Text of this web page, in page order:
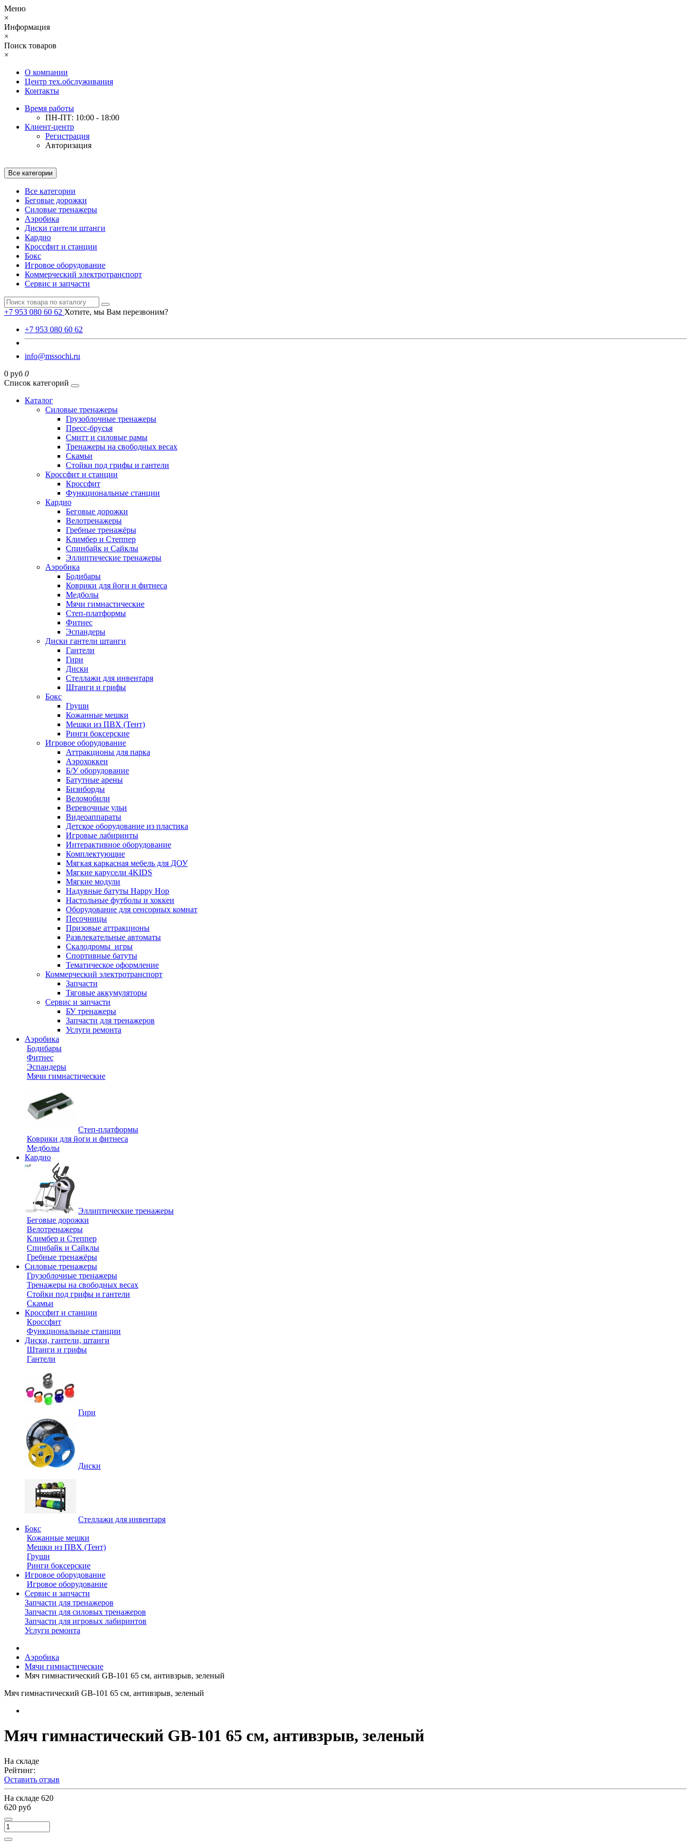
Меню
×
Информация
×
Поиск товаров
×
О компании
Центр тех.обслуживания
Контакты
Время работы
ПН-ПТ: 10:00 - 18:00
Клиент-центр
Регистрация
Авторизация
Все категории
Все категории
Беговые дорожки
Силовые тренажеры
Аэробика
Диски гантели штанги
Кардио
Кроссфит и станции
Бокс
Игровое оборудование
Коммерческий электротранспорт
Сервис и запчасти
+7 953 080 60 62 Хотите, мы Вам перезвоним?
+7 953 080 60 62
info@mssochi.ru
0 руб 0
Список категорий
Каталог
Силовые тренажеры
Грузоблочные тренажеры
Пресс-брусья
Смитт и силовые рамы
Тренажеры на свободных весах
Скамьи
Стойки под грифы и гантели
Кроссфит и станции
Кроссфит
Функциональные станции
Кардио
Беговые дорожки
Велотренажеры
Гребные тренажёры
Климбер и Степпер
Спинбайк и Сайклы
Эллиптические тренажеры
Аэробика
Бодибары
Коврики для йоги и фитнеса
Медболы
Мячи гимнастические
Степ-платформы
Фитнес
Эспандеры
Диски гантели штанги
Гантели
Гири
Диски
Стеллажи для инвентаря
Штанги и грифы
Бокс
Груши
Кожанные мешки
Мешки из ПВХ (Тент)
Ринги боксерские
Игровое оборудование
Аттракционы для парка
Аэрохоккеи
Б/У оборудование
Батутные арены
Бизиборды
Веломобили
Веревочные ульи
Видеоаппараты
Детское оборудование из пластика
Игровые лабиринты
Интерактивное оборудование
Комплектующие
Мягкая каркасная мебель для ДОУ
Мягкие карусели 4KIDS
Мягкие модули
Надувные батуты Happy Hop
Настольные футболы и хоккеи
Оборудование для сенсорных комнат
Песочницы
Призовые аттракционы
Развлекательные автоматы
Скалодромы_игры
Спортивные батуты
Тематическое оформление
Коммерческий электротранспорт
Запчасти
Тяговые аккумуляторы
Сервис и запчасти
БУ тренажеры
Запчасти для тренажеров
Услуги ремонта
Аэробика
Бодибары
Фитнес
Эспандеры
Мячи гимнастические
Степ-платформы
Коврики для йоги и фитнеса
Медболы
Кардио
Эллиптические тренажеры
Беговые дорожки
Велотренажеры
Климбер и Степпер
Спинбайк и Сайклы
Гребные тренажёры
Силовые тренажеры
Грузоблочные тренажеры
Тренажеры на свободных весах
Стойки под грифы и гантели
Скамьи
Кроссфит и станции
Кроссфит
Функциональные станции
Диски, гантели, штанги
Штанги и грифы
Гантели
Гири
Диски
Стеллажи для инвентаря
Бокс
Кожанные мешки
Мешки из ПВХ (Тент)
Груши
Ринги боксерские
Игровое оборудование
Игровое оборудование
Сервис и запчасти
Запчасти для тренажеров
Запчасти для силовых тренажеров
Запчасти для игровых лабиринтов
Услуги ремонта
Аэробика
Мячи гимнастические
Мяч гимнастический GB-101 65 см, антивзрыв, зеленый
Мяч гимнастический GB-101 65 см, антивзрыв, зеленый
Мяч гимнастический GB-101 65 см, антивзрыв, зеленый
На складе
Рейтинг:
Оставить отзыв
На складе 620
620 руб